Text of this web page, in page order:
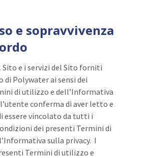
e sopravvivenza
e i servizi del Sito forniti
Polywater ai sensi dei
di utilizzo e dell’Informativa
conferma di aver letto e
essere vincolato da tutti i
dei presenti Termini di
sulla privacy. I
Termini di utilizzo e